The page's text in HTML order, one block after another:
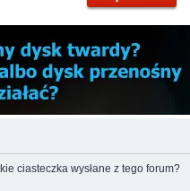
ciasteczka wysłane z tego forum?